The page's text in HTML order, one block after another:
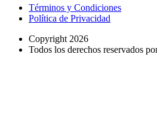
Términos y Condiciones
Política de Privacidad
Copyright 2026
Todos los derechos reservados